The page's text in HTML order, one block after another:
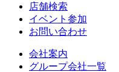
店舗検索
イベント参加
お問い合わせ
会社案内
グループ会社一覧